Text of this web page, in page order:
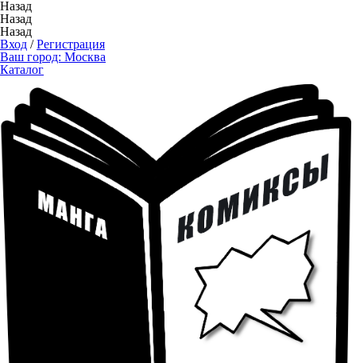
Назад
Назад
Назад
Вход /Регистрация
Ваш город: Москва
Каталог